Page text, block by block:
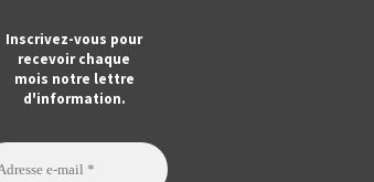
Inscrivez-vous pour
recevoir chaque
mois notre lettre
d'information.